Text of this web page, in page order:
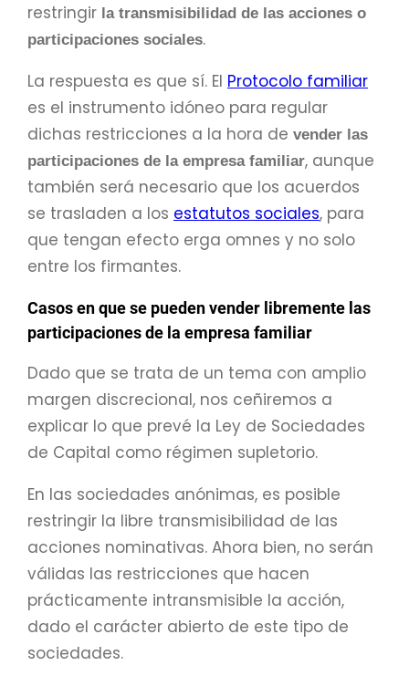
restringir la transmisibilidad de las acciones o
participaciones sociales.
La respuesta es que sí. El Protocolo familiar
es el instrumento idóneo para regular
dichas restricciones a la hora de vender las
participaciones de la empresa familiar, aunque
también será necesario que los acuerdos
se trasladen a los estatutos sociales, para
que tengan efecto erga omnes y no solo
entre los firmantes.
Casos en que se pueden vender libremente las
participaciones de la empresa familiar
Dado que se trata de un tema con amplio
margen discrecional, nos ceñiremos a
explicar lo que prevé la Ley de Sociedades
de Capital como régimen supletorio.
En las sociedades anónimas, es posible
restringir la libre transmisibilidad de las
acciones nominativas. Ahora bien, no serán
válidas las restricciones que hacen
prácticamente intransmisible la acción,
dado el carácter abierto de este tipo de
sociedades.